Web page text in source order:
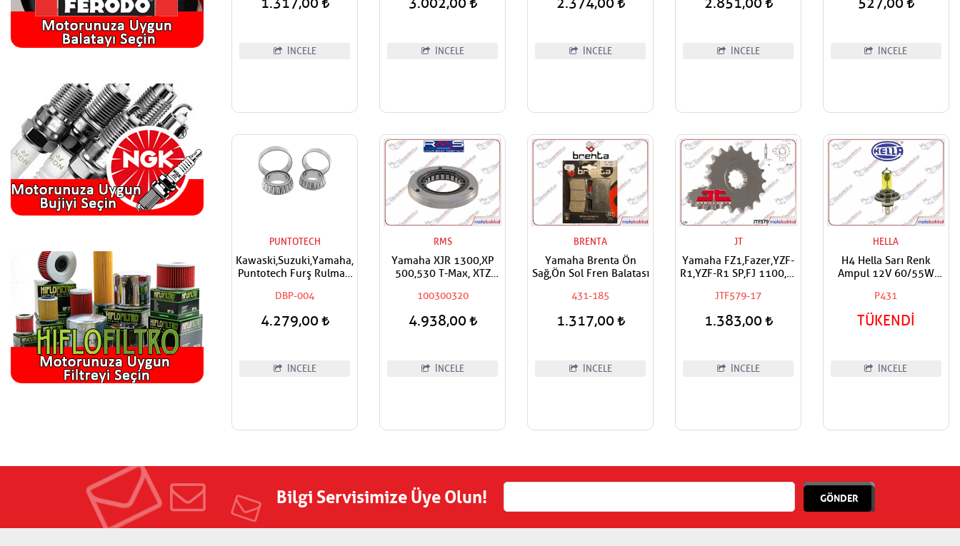
İNCELE İNCELE İNCELE İNCELE İNCELE
PUNTOTECH
Kawaski,Suzuki,Yamaha,Triumph
Puntotech Furş Rulman
Mesnet Maşa Bilyası
DBP-004
4.279,00
İNCELE
RMS
Yamaha XJR 1300,XP
500,530 T-Max, XTZ
Marş Filiberi / Marş Dişli
Rulmanı/Marş Rublesi
100300320
4.938,00
İNCELE
BRENTA
Yamaha Brenta Ön
Sağ,Ön Sol Fren Balatası
431-185
1.317,00
İNCELE
JT
Yamaha FZ1,Fazer,YZF-
R1,YZF-R1 SP,FJ 1100,FJ
1300,MT-01 Uyumlu JT
Ön Dişli
JTF579-17
1.383,00
İNCELE
HELLA
H4 Hella Sarı Renk
Ampul 12V 60/55W
P431
TÜKENDİ
İNCELE
Bilgi Servisimize Üye Olun! GÖNDER